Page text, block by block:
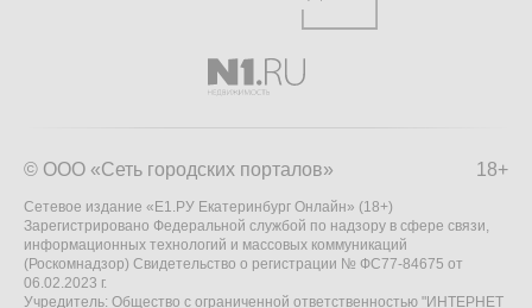
18+
© ООО «Сеть городских порталов»
Сетевое издание «Е1.РУ Екатеринбург Онлайн» (18+)
Зарегистрировано Федеральной службой по надзору в сфере связи,
информационных технологий и массовых коммуникаций
(Роскомнадзор) Свидетельство о регистрации № ФС77-84675 от
06.02.2023 г.
Учредитель: Общество с ограниченной ответственностью "ИНТЕРНЕТ